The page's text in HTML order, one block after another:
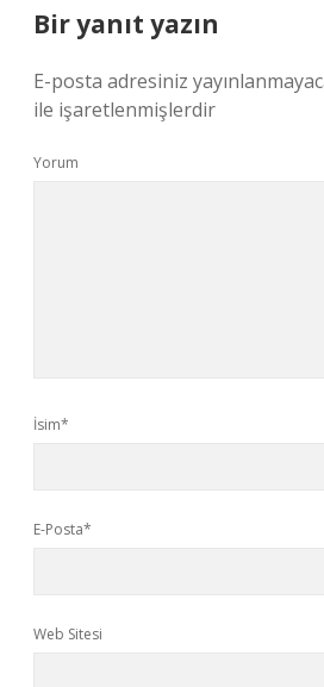
Bir yanıt yazın
E-posta adresiniz
ile işaretlenmişlerdir
Yorum
İsim*
E-Posta*
Web Sitesi